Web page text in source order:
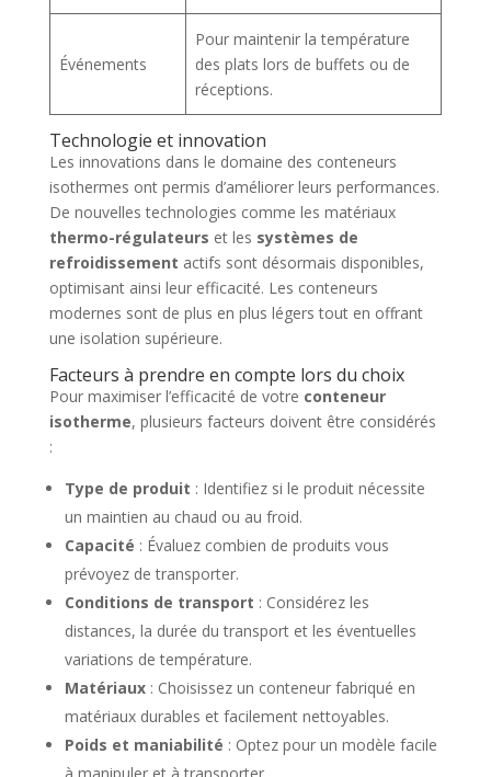
Événements
Pour maintenir la température
des plats lors de buffets ou de
réceptions.
Technologie et innovation
Les innovations dans le domaine des conteneurs
isothermes ont permis d’améliorer leurs performances.
De nouvelles technologies comme les matériaux
thermo-régulateurs et les systèmes de
refroidissement actifs sont désormais disponibles,
optimisant ainsi leur efficacité. Les conteneurs
modernes sont de plus en plus légers tout en offrant
une isolation supérieure.
Facteurs à prendre en compte lors du choix
Pour maximiser l’efficacité de votre conteneur
isotherme, plusieurs facteurs doivent être considérés
:
Type de produit : Identifiez si le produit nécessite
un maintien au chaud ou au froid.
Capacité : Évaluez combien de produits vous
prévoyez de transporter.
Conditions de transport : Considérez les
distances, la durée du transport et les éventuelles
variations de température.
Matériaux: Choisissez un conteneur fabriqué en
matériaux durables et facilement nettoyables.
Poids et maniabilité : Optez pour un modèle facile